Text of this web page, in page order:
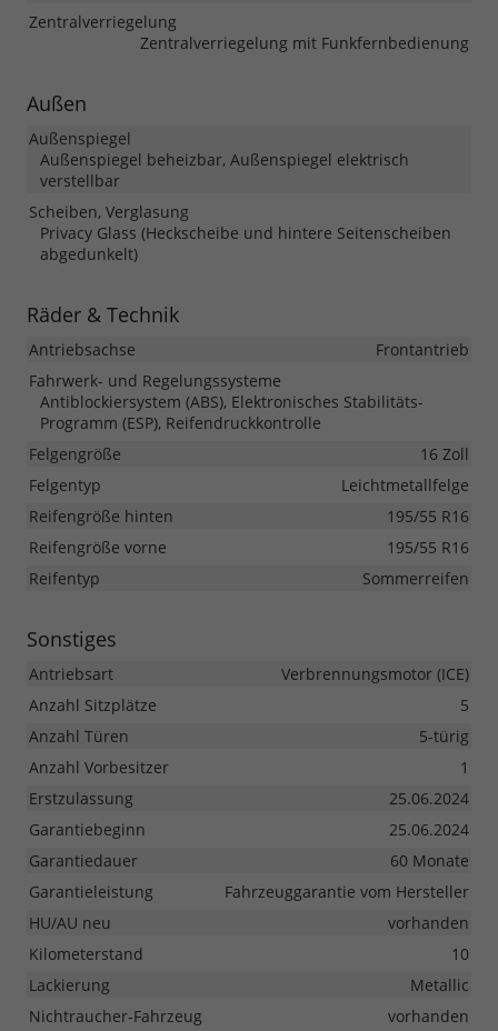
Zentralverriegelung
Zentralverriegelung mit Funkfernbedienung
Außen
Außenspiegel
Außenspiegel beheizbar, Außenspiegel elektrisch
verstellbar
Scheiben, Verglasung
Privacy Glass (Heckscheibe und hintere Seitenscheiben
abgedunkelt)
Räder & Technik
Antriebsachse
Frontantrieb
Fahrwerk- und Regelungssysteme
Antiblockiersystem (ABS), Elektronisches Stabilitäts-
Programm (ESP), Reifendruckkontrolle
Felgengröße
16 Zoll
Felgentyp
Leichtmetallfelge
Reifengröße hinten
195/55 R16
Reifengröße vorne
195/55 R16
Reifentyp
Sommerreifen
Sonstiges
Antriebsart
Verbrennungsmotor (ICE)
Anzahl Sitzplätze
5
Anzahl Türen
5-türig
Anzahl Vorbesitzer
1
Erstzulassung
25.06.2024
Garantiebeginn
25.06.2024
Garantiedauer
60 Monate
Garantieleistung
Fahrzeuggarantie vom Hersteller
HU/AU neu
vorhanden
Kilometerstand
10
Lackierung
Metallic
Nichtraucher-Fahrzeug
vorhanden